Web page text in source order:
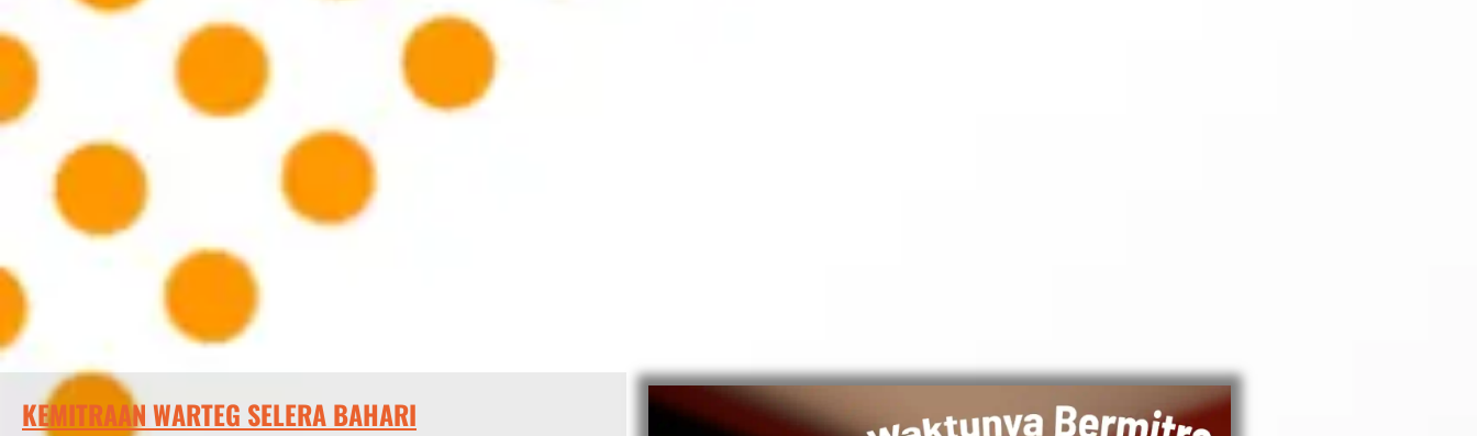
KEMITRAAN WARTEG SELERA BAHARI